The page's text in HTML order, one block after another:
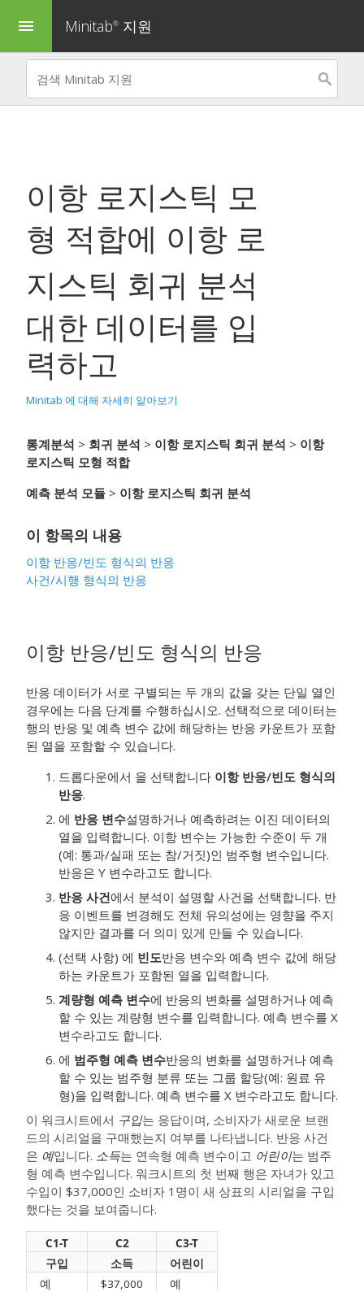
menu Minitab® 지원
이항 로지스틱 모
형 적합에 이항 로
지스틱 회귀 분석
대한 데이터를 입
력하고
Minitab 에 대해 자세히 알아보기
통계분석 > 회귀 분석 > 이항 로지스틱 회귀 분석 > 이항
로지스틱 모형 적합
예측 분석 모듈 > 이항 로지스틱 회귀 분석
이 항목의 내용
이항 반응/빈도 형식의 반응
사건/시행 형식의 반응
이항 반응/빈도 형식의 반응
반응 데이터가 서로 구별되는 두 개의 값을 갖는 단일 열인
경우에는 다음 단계를 수행하십시오. 선택적으로 데이터는
행의 반응 및 예측 변수 값에 해당하는 반응 카운트가 포함
된 열을 포함할 수 있습니다.
드롭다운에서 을 선택합니다 이항 반응/빈도 형식의
반응.
에 반응 변수설명하거나 예측하려는 이진 데이터의
열을 입력합니다. 이항 변수는 가능한 수준이 두 개
(예: 통과/실패 또는 참/거짓)인 범주형 변수입니다.
반응은 Y 변수라고도 합니다.
반응 사건에서 분석이 설명할 사건을 선택합니다. 반
응 이벤트를 변경해도 전체 유의성에는 영향을 주지
않지만 결과를 더 의미 있게 만들 수 있습니다.
(선택 사항) 에 빈도반응 변수와 예측 변수 값에 해당
하는 카운트가 포함된 열을 입력합니다.
계량형 예측 변수에 반응의 변화를 설명하거나 예측
할 수 있는 계량형 변수를 입력합니다. 예측 변수를 X
변수라고도 합니다.
에 범주형 예측 변수반응의 변화를 설명하거나 예측
할 수 있는 범주형 분류 또는 그룹 할당(예: 원료 유
형)을 입력합니다. 예측 변수를 X 변수라고도 합니다.
이 워크시트에서 구입는 응답이며, 소비자가 새로운 브랜
드의 시리얼을 구매했는지 여부를 나타냅니다. 반응 사건
은 예입니다. 소득는 연속형 예측 변수이고 어린이는 범주
형 예측 변수입니다. 워크시트의 첫 번째 행은 자녀가 있고
수입이 $37,000인 소비자 1명이 새 상표의 시리얼을 구입
했다는 것을 보여줍니다.
C1-T C2
C3-T
구입
소득
어린이
예
$37,000
예